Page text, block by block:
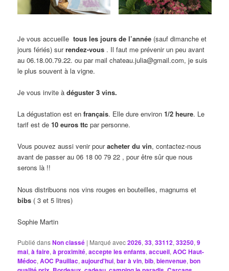
Je vous accueille tous les jours de l’année (sauf dimanche et
jours fériés) surrendez-vous . Il faut me prévenir un peu avant
au 06.18.00.79.22. ou par mail chateau.julia@gmail.com, je suis
le plus souvent à la vigne.
Je vous invite àdéguster 3 vins.
La dégustation est enfrançais. Elle dure environ1/2 heure. Le
tarif est de10 euros ttcpar personne.
Vous pouvez aussi venir pouracheter du vin, contactez-nous
avant de passer au 06 18 00 79 22 , pour être sûr que nous
serons là !!
Nous distribuons nos vins rouges en bouteilles, magnums et
bibs ( 3 et 5 litres)
Sophie Martin
Publié dansNon classé | Marqué avec2026,33,33112,33250,9
mai,à faire,à proximité,accepte les enfants,accueil,AOC Haut-
Médoc,AOC Pauillac,aujourd'hui,bar à vin,bib,bienvenue,bon